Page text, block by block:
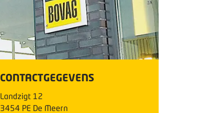
CONTACTGEGEVENS
Landzigt 12
3454 PE De Meern